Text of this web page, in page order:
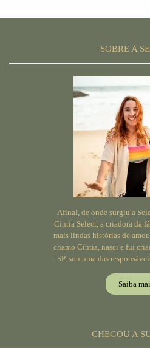
SOBRE A
Afinal, de onde surgiu a
Cíntia Select, a criadora da
mais lindas histórias de
chamo Cíntia, nasci e fui
SP, sou uma das
Saiba
CHEGOU A